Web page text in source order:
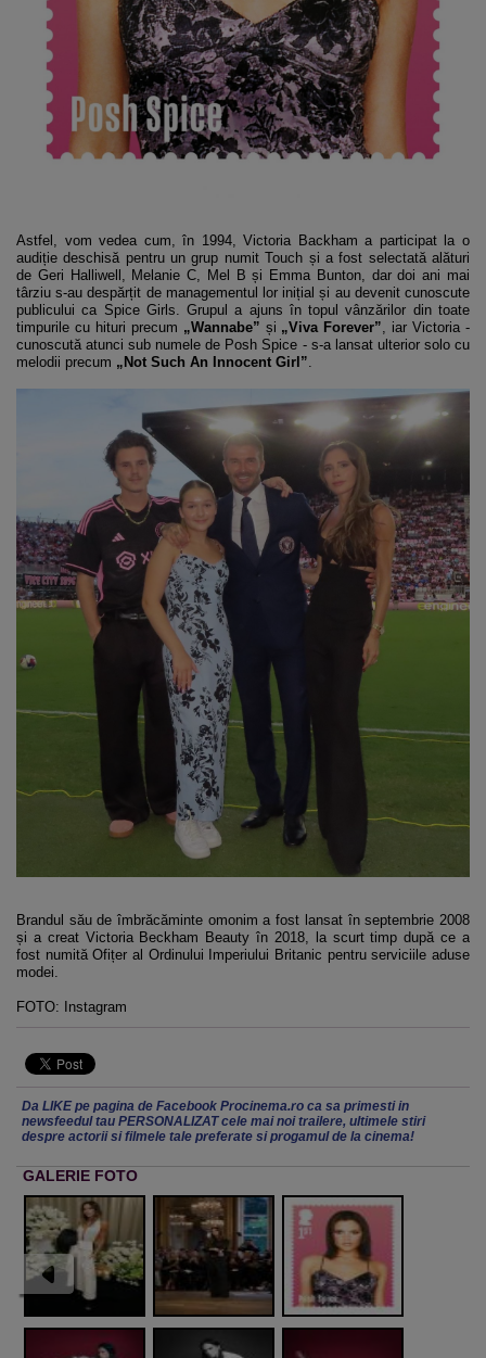
Astfel, vom vedea cum, în 1994, Victoria Backham a participat la o
audiție deschisă pentru un grup numit Touch și a fost selectată alături
de Geri Halliwell, Melanie C, Mel B și Emma Bunton, dar doi ani mai
târziu s-au despărțit de managementul lor inițial și au devenit cunoscute
publicului ca Spice Girls. Grupul a ajuns în topul vânzărilor din toate
timpurile cu hituri precum „Wannabe” și „Viva Forever”, iar Victoria -
cunoscută atunci sub numele de Posh Spice - s-a lansat ulterior solo cu
melodii precum „Not Such An Innocent Girl”.
Brandul său de îmbrăcăminte omonim a fost lansat în septembrie 2008
și a creat Victoria Beckham Beauty în 2018, la scurt timp după ce a
fost numită Ofițer al Ordinului Imperiului Britanic pentru serviciile aduse
modei.
FOTO: Instagram
Da LIKE pe pagina de Facebook Procinema.ro ca sa primesti in
newsfeedul tau PERSONALIZAT cele mai noi trailere, ultimele stiri
despre actorii si filmele tale preferate si progamul de la cinema!
GALERIE FOTO